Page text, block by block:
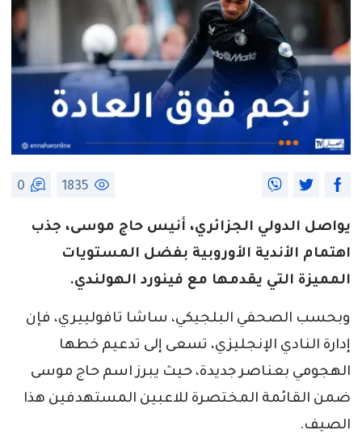
1835
0
يواصل الدولي الجزائري، أنيس حاج موسى، جذب
اهتمام الأندية الأوروبية بفضل المستويات
المميزة التي يقدمها مع فينورد الهولندي.
وبحسب الصحفي البلجيكي، ساشا تافولييري، فإن
إدارة النادي الإنجليزي، تسعى إلى تدعيم خطها
الهجومي بعناصر جديدة، حيث يبرز اسم حاج موسى
ضمن القائمة المختصرة للاعبين المستهدفين هذا
الصيف.